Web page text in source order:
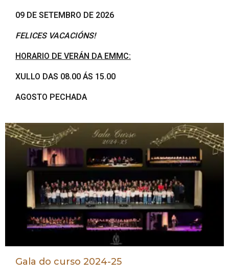
09 DE SETEMBRO DE 2026
FELICES VACACIÓNS!
HORARIO DE VERÁN DA EMMC:
XULLO DAS 08.00 ÁS 15.00
AGOSTO PECHADA
Gala do curso 2024-25